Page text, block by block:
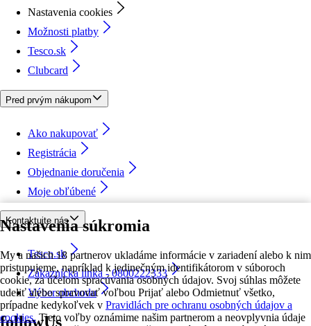
Nastavenia súkromia
My a našich 18 partnerov ukladáme informácie v zariadení alebo k nim
pristupujeme, napríklad k jedinečným identifikátorom v súboroch
cookie, za účelom spracúvania osobných údajov. Svoj súhlas môžete
udeliť alebo spravovať voľbou Prijať alebo Odmietnuť všetko,
prípadne kedykoľvek v Pravidlách pre ochranu osobných údajov a
cookies. Tieto voľby oznámime našim partnerom a neovplyvnia údaje
Nastavenia cookies
Možnosti platby
Tesco.sk
Clubcard
Pred prvým nákupom
Ako nakupovať
Registrácia
Objednanie doručenia
Moje obľúbené
Kontaktujte nás
Tesco.sk
Zákaznícka linka - 0800222333
Výber obchodu
followUs